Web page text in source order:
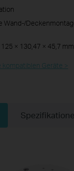
Wand-/
× 130,47 × 45,7
kompatiblen Geräte >​